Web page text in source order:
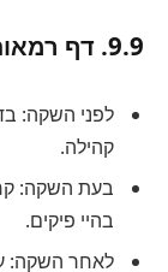
9.9. דף רמאות למשקיעים
קהילה.
בעת השקה:
בהיי פיקים.
לאחר השקה: